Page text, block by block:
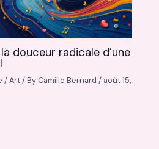
douceur radicale d’une
/Art/ By Camille Bernard/ août 15,